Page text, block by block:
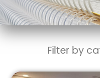
Filter by